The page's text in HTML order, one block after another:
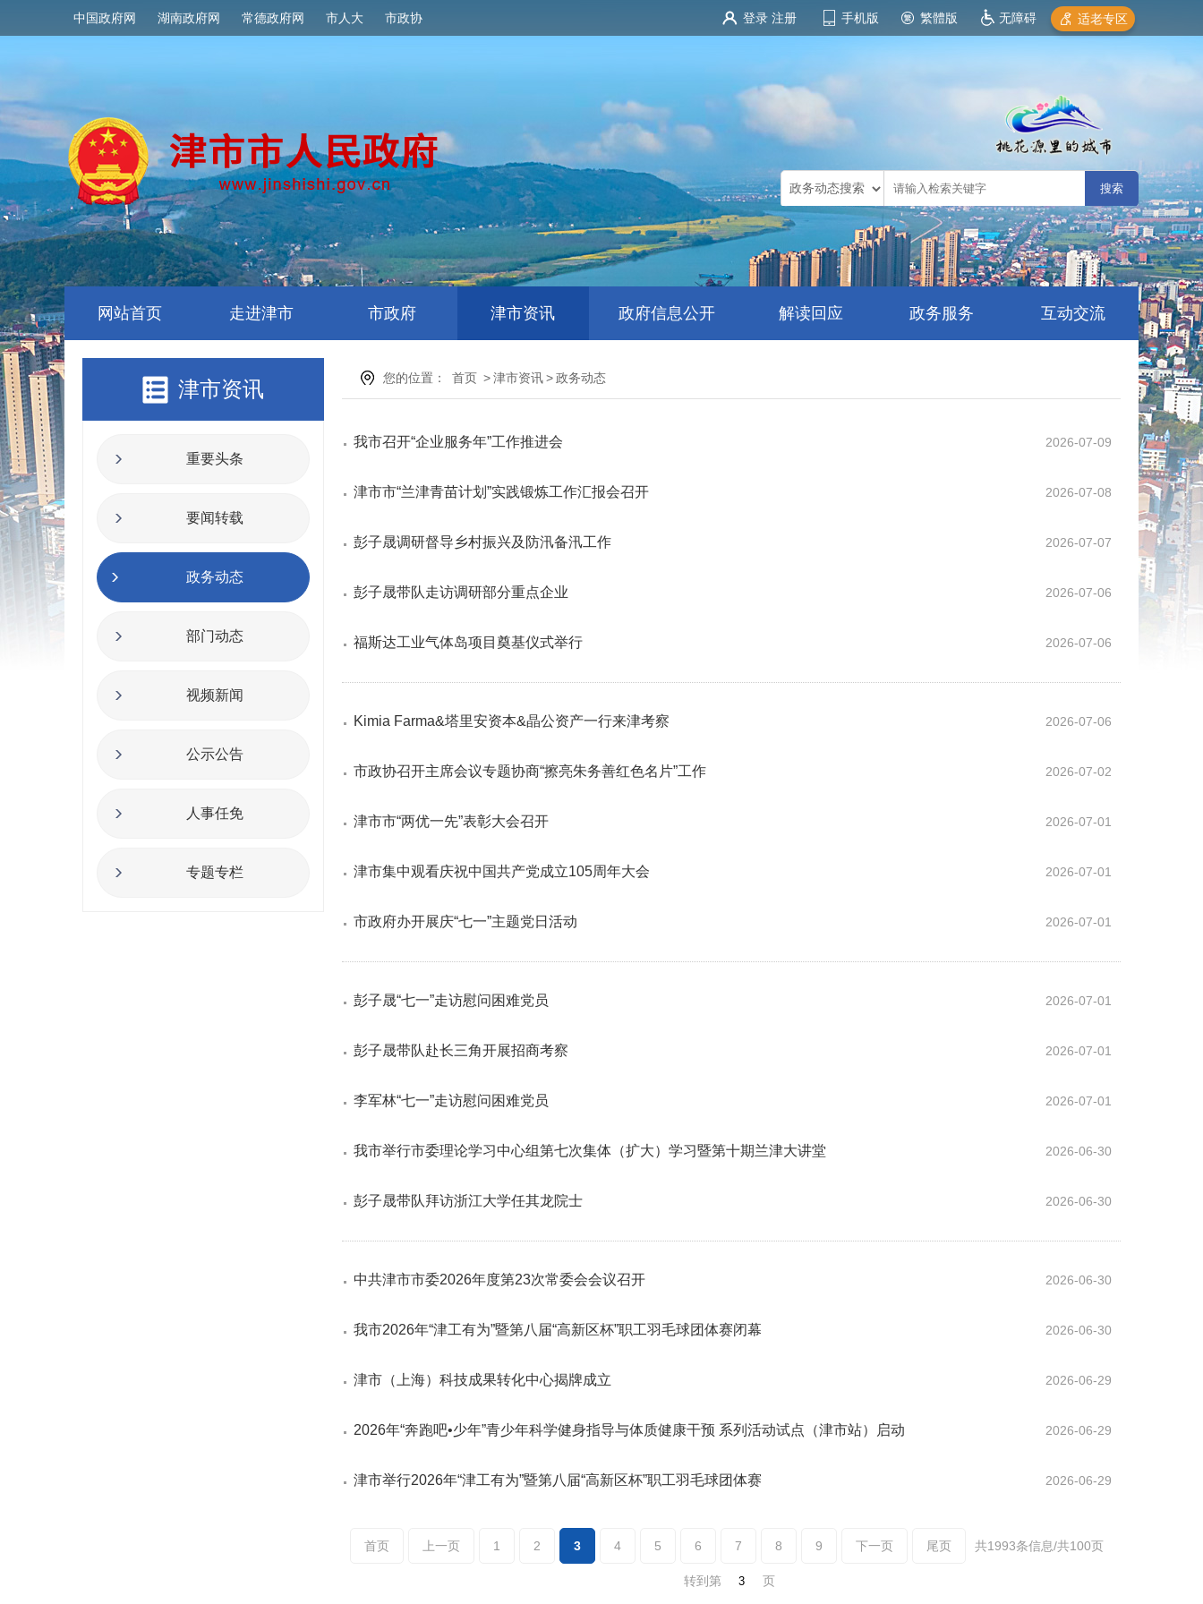
中国政府网 湖南政府网 常德政府网 市人大 市政协 登录 注册 手机版 繁體版 无障碍 适老专区
网站首页 走进津市 市政府 津市资讯 政府信息公开 解读回应 政务服务 互动交流
津市资讯
重要头条
要闻转载
政务动态
部门动态
视频新闻
公示公告
人事任免
专题专栏
您的位置： 首页 >津市资讯>政务动态
2026-07-09
我市召开“企业服务年”工作推进会
2026-07-08
津市市“兰津青苗计划”实践锻炼工作汇报会召开
2026-07-07
彭子晟调研督导乡村振兴及防汛备汛工作
2026-07-06
彭子晟带队走访调研部分重点企业
2026-07-06
福斯达工业气体岛项目奠基仪式举行
2026-07-06
Kimia Farma&塔里安资本&晶公资产一行来津考察
2026-07-02
市政协召开主席会议专题协商“擦亮朱务善红色名片”工作
2026-07-01
津市市“两优一先”表彰大会召开
2026-07-01
津市集中观看庆祝中国共产党成立105周年大会
2026-07-01
市政府办开展庆“七一”主题党日活动
2026-07-01
彭子晟“七一”走访慰问困难党员
2026-07-01
彭子晟带队赴长三角开展招商考察
2026-07-01
李军林“七一”走访慰问困难党员
2026-06-30
我市举行市委理论学习中心组第七次集体（扩大）学习暨第十期兰津大讲堂
2026-06-30
彭子晟带队拜访浙江大学任其龙院士
2026-06-30
中共津市市委2026年度第23次常委会会议召开
2026-06-30
我市2026年“津工有为”暨第八届“高新区杯”职工羽毛球团体赛闭幕
2026-06-29
津市（上海）科技成果转化中心揭牌成立
2026-06-29
2026年“奔跑吧•少年”青少年科学健身指导与体质健康干预 系列活动试点（津市站）启动
2026-06-29
津市举行2026年“津工有为”暨第八届“高新区杯”职工羽毛球团体赛
首页 上一页 1 2 3 4 5 6 7 8 9 下一页 尾页 共1993条信息/共100页
转到第 页